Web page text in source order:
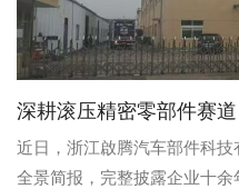
深耕滚压精密零部件赛
近日，浙江啟腾汽车部件科
全景简报，完整披露企业十